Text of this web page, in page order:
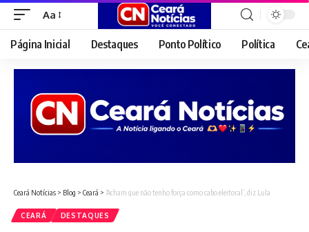
Font
Resizer
Aa
Página Inicial Destaques Ponto Político Política
Ceará Notícias > Blog > Ceará > ‘Acham que não tenho força como cabo eleitoral’, diz Lula
CEARÁ DESTAQUES